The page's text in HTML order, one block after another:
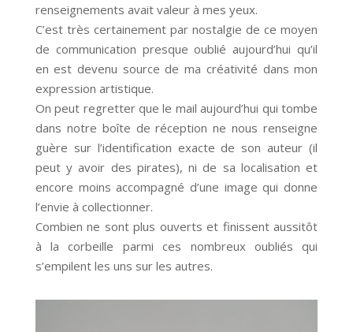
renseignements avait valeur à mes yeux.
C’est très certainement par nostalgie de ce moyen
de communication presque oublié aujourd’hui qu’il
en est devenu source de ma créativité dans mon
expression artistique.
On peut regretter que le mail aujourd’hui qui tombe
dans notre boîte de réception ne nous renseigne
guère sur l’identification exacte de son auteur (il
peut y avoir des pirates), ni de sa localisation et
encore moins accompagné d’une image qui donne
l’envie à collectionner.
Combien ne sont plus ouverts et finissent aussitôt
à la corbeille parmi ces nombreux oubliés qui
s’empilent les uns sur les autres.